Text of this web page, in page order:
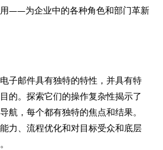
——为企业中的各种角色和部门革新
子邮件具有独特的特性，并具有特
的。探索它们的操作复杂性揭示了
航，每个都有独特的焦点和结果。
力、流程优化和对目标受众和底层